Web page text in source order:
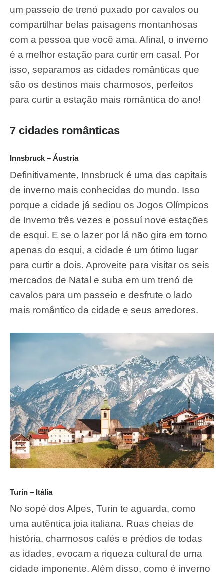
um passeio de trenó puxado por cavalos ou
compartilhar belas paisagens montanhosas
com a pessoa que você ama. Afinal, o inverno
é a melhor estação para curtir em casal. Por
isso, separamos as cidades românticas que
são os destinos mais charmosos, perfeitos
para curtir a estação mais romântica do ano!
7 cidades românticas
Innsbruck – Áustria
Definitivamente, Innsbruck é uma das capitais
de inverno mais conhecidas do mundo. Isso
porque a cidade já sediou os Jogos Olímpicos
de Inverno três vezes e possuí nove estações
de esqui. E se o lazer por lá não gira em torno
apenas do esqui, a cidade é um ótimo lugar
para curtir a dois. Aproveite para visitar os seis
mercados de Natal e suba em um trenó de
cavalos para um passeio e desfrute o lado
mais romântico da cidade e seus arredores.
Turin – Itália
No sopé dos Alpes, Turin te aguarda, como
uma autêntica joia italiana. Ruas cheias de
história, charmosos cafés e prédios de todas
as idades, evocam a riqueza cultural de uma
cidade imponente. Além disso, como é inverno